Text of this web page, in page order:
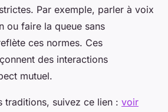
Par exemple, parler à voix
ou faire la queue sans
ces normes. Ces
des interactions
mutuel.
traditions, suivez ce lien : voir